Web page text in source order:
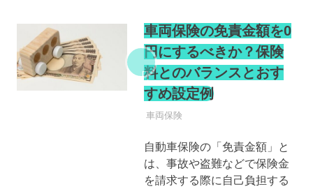
車両保険の免責金額を0
円にするべきか？保険
料とのバランスとおす
すめ設定例
自動車保険
車両保険
自動車保険の「免責金額」と
は、事故や盗難などで保険金
を請求する際に自己負担する